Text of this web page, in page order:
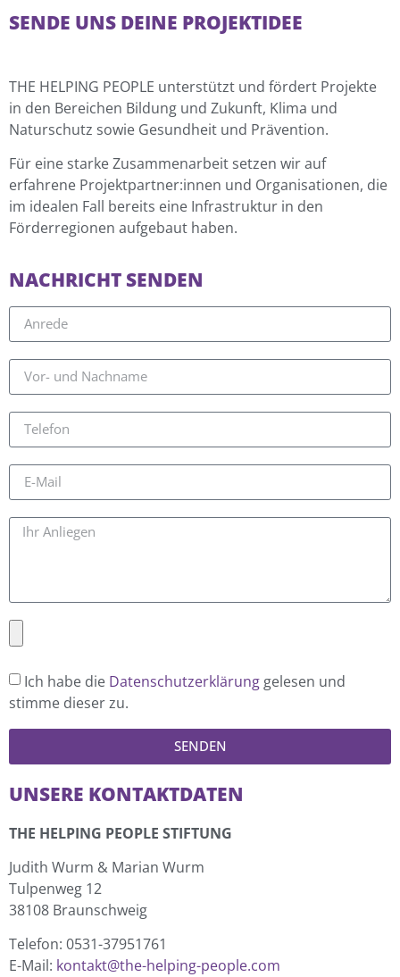
SENDE UNS DEINE PROJEKTIDEE
THE HELPING PEOPLE unterstützt und fördert Projekte
in den Bereichen Bildung und Zukunft, Klima und
Naturschutz sowie Gesundheit und Prävention.
Für eine starke Zusammenarbeit setzen wir auf
erfahrene Projektpartner:innen und Organisationen, die
im idealen Fall bereits eine Infrastruktur in den
Förderregionen aufgebaut haben.
NACHRICHT SENDEN
Ich habe die Datenschutzerklärung gelesen und
stimme dieser zu.
SENDEN
UNSERE KONTAKTDATEN
THE HELPING PEOPLE STIFTUNG
Judith Wurm & Marian Wurm
Tulpenweg 12
38108 Braunschweig
Telefon: 0531-37951761
E-Mail: kontakt@the-helping-people.com